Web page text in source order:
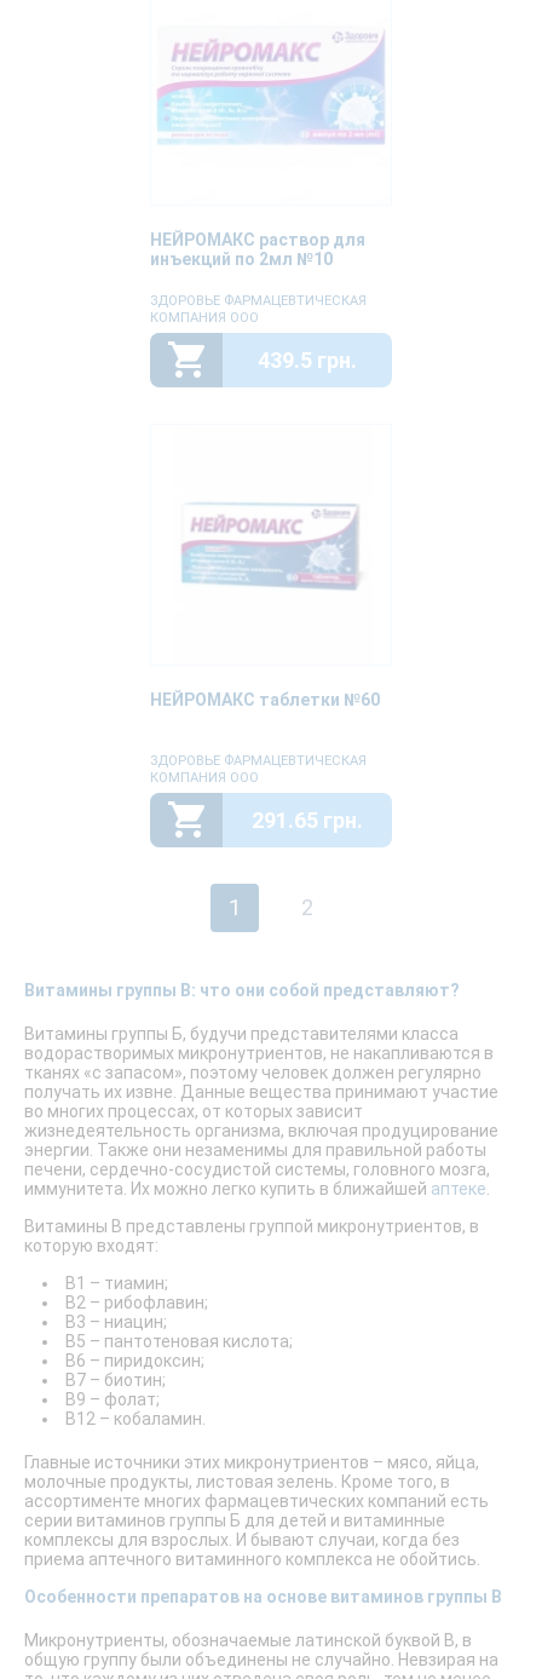
НЕЙРОМАКС раствор для
инъекций по 2мл №10
ЗДОРОВЬЕ ФАРМАЦЕВТИЧЕСКАЯ
КОМПАНИЯ ООО
439.5 грн.
НЕЙРОМАКС таблетки №60
ЗДОРОВЬЕ ФАРМАЦЕВТИЧЕСКАЯ
КОМПАНИЯ ООО
291.65 грн.
1 2
Витамины группы B: что они собой представляют?
Витамины группы Б, будучи представителями класса
водорастворимых микронутриентов, не накапливаются в
тканях «с запасом», поэтому человек должен регулярно
получать их извне. Данные вещества принимают участие
во многих процессах, от которых зависит
жизнедеятельность организма, включая продуцирование
энергии. Также они незаменимы для правильной работы
печени, сердечно-сосудистой системы, головного мозга,
иммунитета. Их можно легко купить в ближайшей аптеке
Витамины B представлены группой микронутриентов, в
которую входят:
В1 – тиамин;
В2 – рибофлавин;
В3 – ниацин;
В5 – пантотеновая кислота;
В6 – пиридоксин;
В7 – биотин;
В9 – фолат;
В12 – кобаламин.
Главные источники этих микронутриентов – мясо, яйца,
молочные продукты, листовая зелень. Кроме того, в
ассортименте многих фармацевтических компаний есть
серии витаминов группы Б для детей и витаминные
комплексы для взрослых. И бывают случаи, когда без
приема аптечного витаминного комплекса не обойтись.
Особенности препаратов на основе витаминов группы B
Микронутриенты, обозначаемые латинской буквой B, в
общую группу были объединены не случайно. Невзирая на